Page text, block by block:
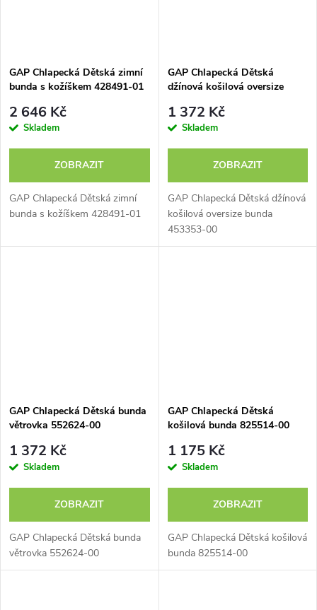
GAP Chlapecká Dětská zimní
bunda s kožíškem 428491-01
2 646 Kč
Skladem
ZOBRAZIT
GAP Chlapecká Dětská zimní
bunda s kožíškem 428491-01
GAP Chlapecká Dětská
džínová košilová oversize
1 372 Kč
Skladem
ZOBRAZIT
GAP Chlapecká Dětská džínová
košilová oversize bunda
453353-00
GAP Chlapecká Dětská bunda
větrovka 552624-00
1 372 Kč
Skladem
ZOBRAZIT
GAP Chlapecká Dětská bunda
větrovka 552624-00
GAP Chlapecká Dětská
košilová bunda 825514-00
1 175 Kč
Skladem
ZOBRAZIT
GAP Chlapecká Dětská košilová
bunda 825514-00